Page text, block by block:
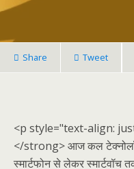
Share Tweet
<p style="text-align:
</strong> आज कल
स्मार्टफोन से लेकर स्मार्टवॉच